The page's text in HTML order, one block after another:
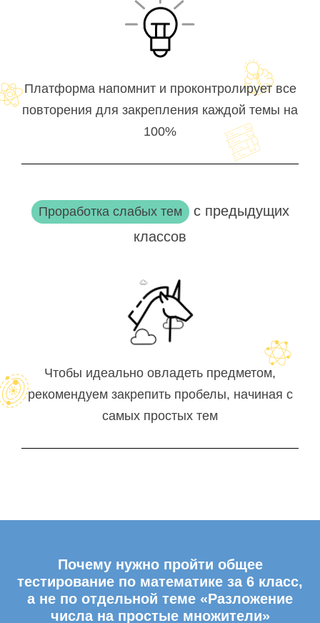
Платформа напомнит и проконтролирует все
повторения для закрепления каждой темы на
100%
Проработка слабых тем с предыдущих
классов
Чтобы идеально овладеть предметом,
рекомендуем закрепить пробелы, начиная с
самых простых тем
Почему нужно пройти общее
тестирование по математике за 6 класс,
а не по отдельной теме «Разложение
числа на простые множители»